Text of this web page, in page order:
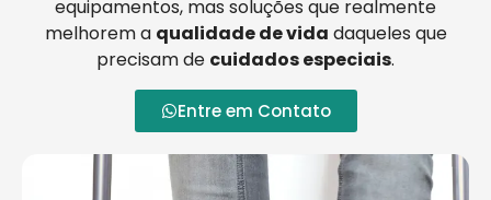
equipamentos, mas soluções que realmente
melhorem a qualidade de vida daqueles que
precisam de cuidados especiais.
Entre em Contato